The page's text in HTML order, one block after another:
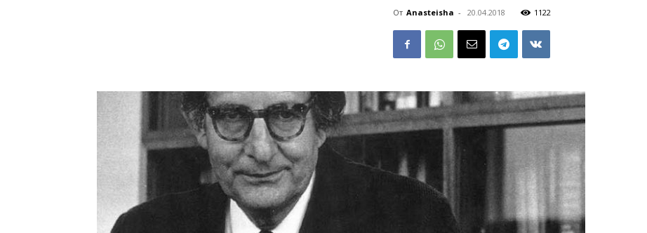
От Anasteisha - 20.04.2018 1122